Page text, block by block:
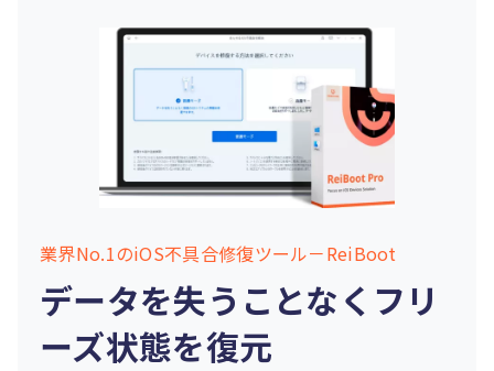
業界No.1のiOS不具合修復ツール－ReiBoot
データを失うことなくフリ
ーズ状態を復元